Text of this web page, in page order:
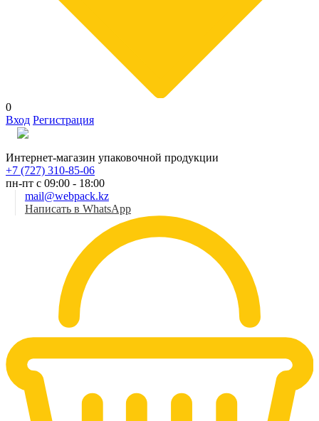
0
Вход Регистрация
Интернет-магазин упаковочной продукции
+7 (727) 310-85-06
пн-пт с 09:00 - 18:00
mail@webpack.kz
Написать в WhatsApp